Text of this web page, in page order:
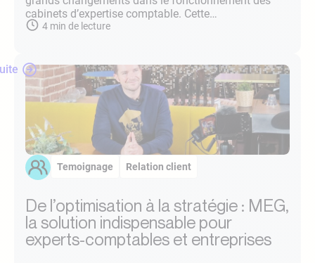
cabinets d’expertise comptable. Cette…
4 min de lecture
Temoignage Relation client
De l’optimisation à la stratégie : MEG,
la solution indispensable pour
experts-comptables et entreprises